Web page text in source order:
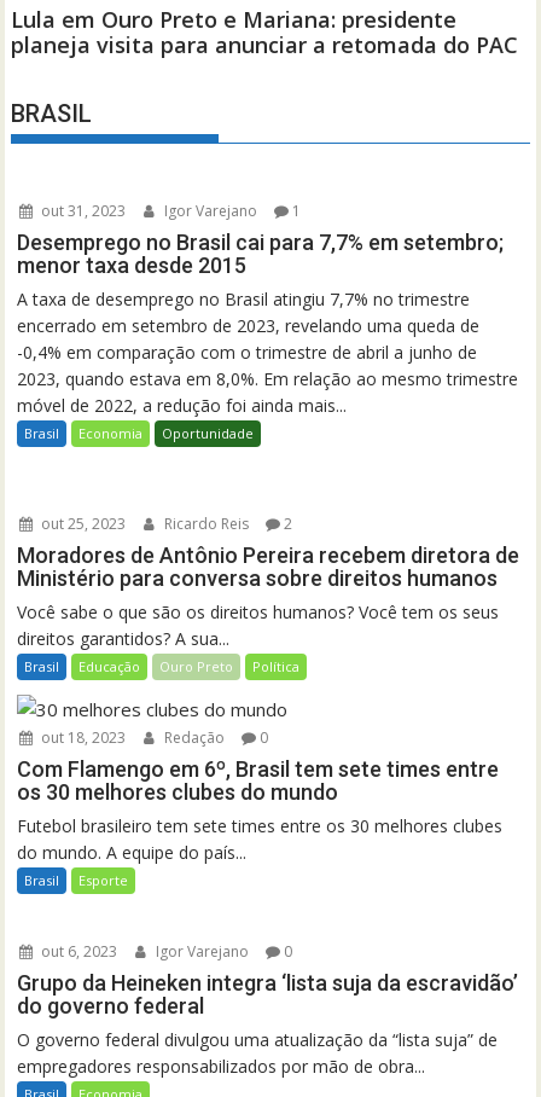
BRASIL
out 31, 2023 Igor Varejano 1
Desemprego no Brasil cai para 7,7% em setembro;
menor taxa desde 2015
A taxa de desemprego no Brasil atingiu 7,7% no trimestre
encerrado em setembro de 2023, revelando uma queda de
-0,4% em comparação com o trimestre de abril a junho de
2023, quando estava em 8,0%. Em relação ao mesmo trimestre
móvel de 2022, a redução foi ainda mais...
Brasil Economia Oportunidade
out 25, 2023 Ricardo Reis 2
Moradores de Antônio Pereira recebem diretora de
Ministério para conversa sobre direitos humanos
Você sabe o que são os direitos humanos? Você tem os seus
direitos garantidos? A sua...
Brasil Educação Ouro Preto Política
out 18, 2023 Redação 0
Com Flamengo em 6º, Brasil tem sete times entre
os 30 melhores clubes do mundo
Futebol brasileiro tem sete times entre os 30 melhores clubes
do mundo. A equipe do país...
Brasil Esporte
out 6, 2023 Igor Varejano 0
Grupo da Heineken integra ‘lista suja da escravidão’
do governo federal
O governo federal divulgou uma atualização da “lista suja” de
empregadores responsabilizados por mão de obra...